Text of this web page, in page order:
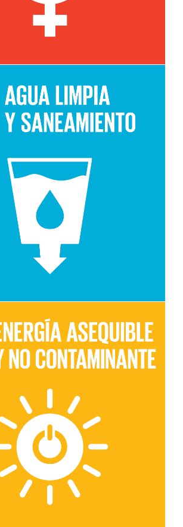
más sobre el objetivo 6
más sobre el objetivo 7